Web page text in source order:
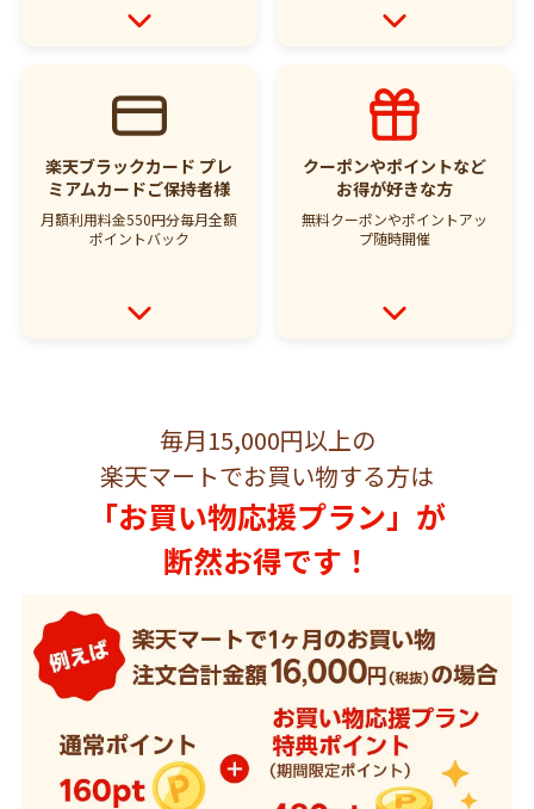
楽天ブラックカード プレ
ミアムカードご保持者様
月額利用料金550円分毎月全額
ポイントバック
クーポンやポイントなど
お得が好きな方
無料クーポンやポイントアッ
プ随時開催
毎月15,000円以上の
楽天マートでお買い物する方は
「お買い物応援プラン」が
断然お得です！